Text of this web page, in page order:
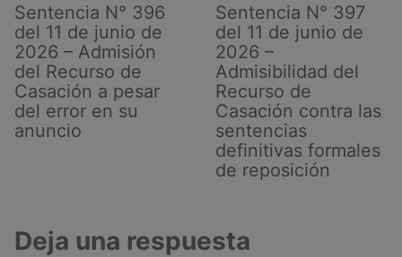
Sentencia N° 396
del 11 de junio de
2026 – Admisión
del Recurso de
Casación a pesar
del error en su
anuncio
Sentencia N° 397
del 11 de junio de
2026 –
Admisibilidad del
Recurso de
Casación contra las
sentencias
definitivas formales
de reposición
Deja una respuesta